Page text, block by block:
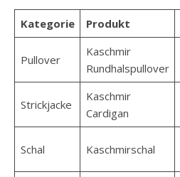
Kategorie Produkt
Pullover
Kaschmir
Rundhalspullover
Strickjacke
Kaschmir
Cardigan
Schal Kaschmirschal